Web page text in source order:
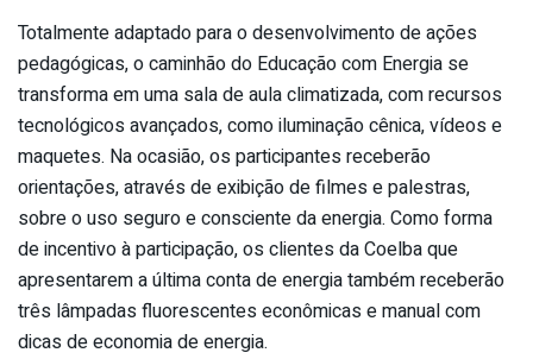
Totalmente adaptado para o desenvolvimento de ações
pedagógicas, o caminhão do Educação com Energia se
transforma em uma sala de aula climatizada, com recursos
tecnológicos avançados, como iluminação cênica, vídeos e
maquetes. Na ocasião, os participantes receberão
orientações, através de exibição de filmes e palestras,
sobre o uso seguro e consciente da energia. Como forma
de incentivo à participação, os clientes da Coelba que
apresentarem a última conta de energia também receberão
três lâmpadas fluorescentes econômicas e manual com
dicas de economia de energia.